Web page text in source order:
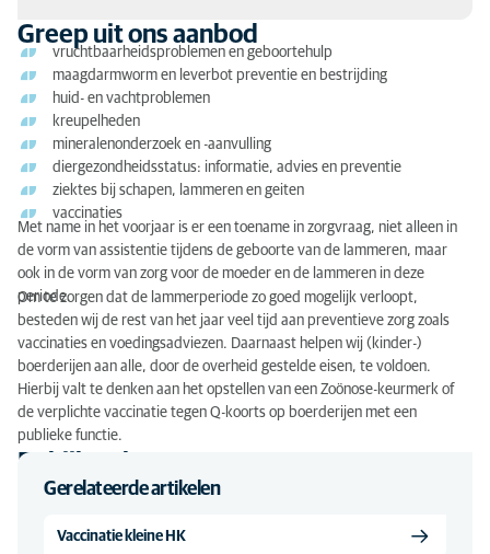
Greep uit ons aanbod
Bekijk ook:
Greep uit ons aanbod
vruchtbaarheidsproblemen en geboortehulp
maagdarmworm en leverbot preventie en bestrijding
huid- en vachtproblemen
kreupelheden
mineralenonderzoek en -aanvulling
diergezondheidsstatus: informatie, advies en preventie
ziektes bij schapen, lammeren en geiten
vaccinaties
Met name in het voorjaar is er een toename in zorgvraag, niet alleen in
de vorm van assistentie tijdens de geboorte van de lammeren, maar
ook in de vorm van zorg voor de moeder en de lammeren in deze
periode.
Om te zorgen dat de lammerperiode zo goed mogelijk verloopt,
besteden wij de rest van het jaar veel tijd aan preventieve zorg zoals
vaccinaties en voedingsadviezen. Daarnaast helpen wij (kinder-)
boerderijen aan alle, door de overheid gestelde eisen, te voldoen.
Hierbij valt te denken aan het opstellen van een Zoönose-keurmerk of
de verplichte vaccinatie tegen Q-koorts op boerderijen met een
publieke functie.
Bekijk ook:
Gerelateerde artikelen
Vaccinatie kleine HK